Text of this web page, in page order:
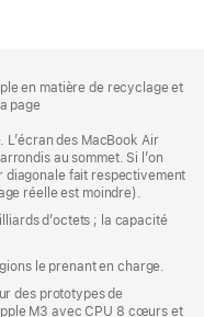
en matière de recyclage et
page
L’écran des MacBook Air
au sommet. Si l’on
diagonale fait respectivement
réelle est moindre).
d’octets ; la capacité
le prenant en charge.
des prototypes de
M3 avec CPU 8 cœurs et